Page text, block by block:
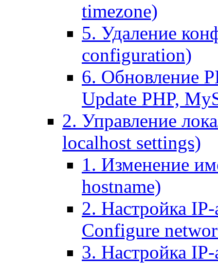
timezone)
5. Удаление
configuration)
6. Обновление
Update PHP,
2. Управление
localhost settings)
1. Изменение
hostname)
2. Настройка IP-
Configure
3. Настройка